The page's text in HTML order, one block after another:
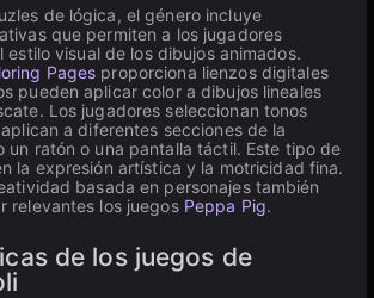
de lógica, el género incluye
que permiten a los jugadores
estilo visual de los dibujos animados.
Pages proporciona lienzos digitales
pueden aplicar color a dibujos lineales
Los jugadores seleccionan tonos
a diferentes secciones de la
un ratón o una pantalla táctil. Este tipo de
la expresión artística y la motricidad fina.
basada en personajes también
relevantes los juegos Peppa Pig.
de los juegos de